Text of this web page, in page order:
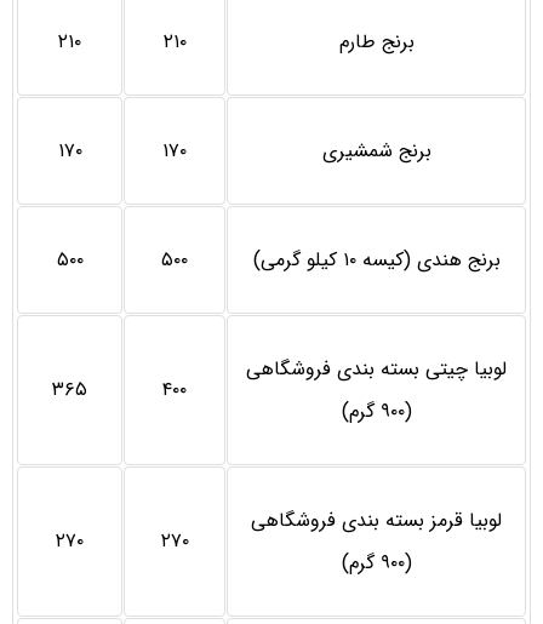
برنج طارم ۲۱۰ ۲۱۰
برنج شمشیری ۱۷۰ ۱۷۰
برنج هندی (کیسه ۱۰ کیلو گرمی) ۵۰۰ ۵۰۰
لوبیا چیتی بسته بندی فروشگاهی
(۹۰۰ گرم)
۴۰۰ ۳۶۵
لوبیا قرمز بسته بندی فروشگاهی
(۹۰۰ گرم)
۲۷۰ ۲۷۰